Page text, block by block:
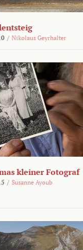
/ Nikolaus Geyrhalter
kleiner Fotograf
/ Susanne Ayoub